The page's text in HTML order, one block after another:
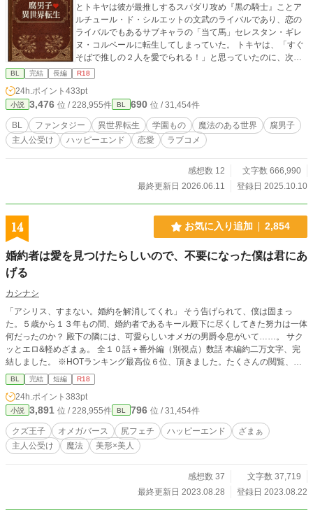
とトキヤは彼が最推しするスパダリ攻め『黒の騎士』ことア
ルチュール・ド・シルエットの文武のライバルであり、恋の
ライバルでもあるサブキャラの「当て馬」セレスタン・ギレ
ヌ・コルベールに転生してしまっていた。 トキヤは、「すぐ
そばで推しの２人を愛でられる！」と思っていたのに、次々
と原作とは異なる展開が……。 ※なろうさん、Caitaさん、
PIXIVさんでも掲載しています。
BL 完結 長編 R18
24h.ポイント 433pt
小説 3,476 位 / 228,955件 BL 690 位 / 31,454件
BL ファンタジー 異世界転生 学園もの 魔法のある世界
腐男子
主人公受け
ハッピーエンド 恋愛 ラブコメ
感想数 12
文字数 666,990
最終更新日 2026.06.11
登録日 2025.10.10
14 お気に入り追加 2,854
婚約者は愛を見つけたらしいので、不要になった僕は君にあ
げる
カシナシ
「アシリス、すまない。婚約を解消してくれ」 そう告げられて、僕は固まっ
た。５歳から１３年もの間、婚約者であるキール殿下に尽くしてきた努力は一体
何だったのか？ 殿下の隣には、可愛らしいオメガの男爵令息がいて……。 サク
ッとエロ&軽めざまぁ。 全１０話＋番外編（別視点）数話 本編約二万文字、完
結しました。 ※HOTランキング最高位６位、頂きました。たくさんの閲覧、あ
りがとうございます！ ※本作の数年後のココルとキールを描いた、 『訳ありオ
メガは罪の証を愛している』 も公開始めました。読む際は注意書きを良く読ん
で下さると幸いです！
BL 完結 短編 R18
24h.ポイント 383pt
小説 3,891 位 / 228,955件 BL 796 位 / 31,454件
クズ王子 オメガバース 尻フェチ ハッピーエンド
ざまぁ
主人公受け
魔法 美形×美人
感想数 37
文字数 37,719
最終更新日 2023.08.28
登録日 2023.08.22